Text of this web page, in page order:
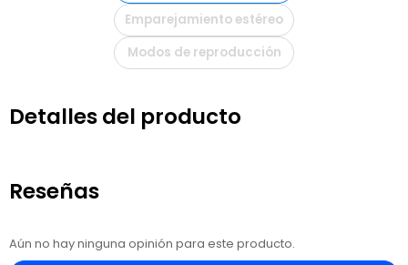
Emparejamiento estéreo
Modos de reproducción
Detalles del producto
Reseñas
Aún no hay ninguna opinión para este producto.